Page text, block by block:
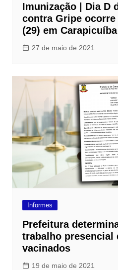
Imunização | Dia D
contra Gripe ocorre
(29) em Carapicuíba
27 de maio de 2021
Informes
Prefeitura
trabalho presencial
vacinados
19 de maio de 2021